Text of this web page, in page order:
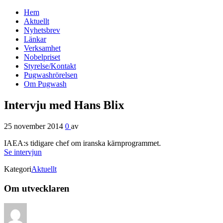
Svenska Pugwash
Hem
Aktuellt
Nyhetsbrev
Länkar
Verksamhet
Nobelpriset
Styrelse/Kontakt
Pugwashrörelsen
Om Pugwash
Intervju med Hans Blix
25 november 2014 0 av
IAEA:s tidigare chef om iranska kärnprogrammet.
Se intervjun
KategoriAktuellt
Om utvecklaren